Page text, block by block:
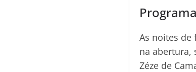
As noites de
na abertura,
Zéze de